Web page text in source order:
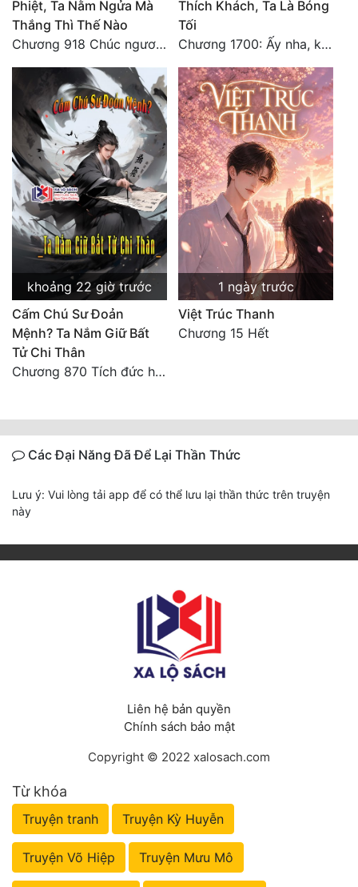
Phiệt, Ta Nằm Ngửa Mà
Thắng Thì Thế Nào
Chương 918 Chúc ngươi may mắn! Ca môn cũng là sắt thép thẳng nam!
Thích Khách, Ta Là Bóng
Tối
Chương 1700: Ấy nha, không có chuyện gì!
khoảng 22 giờ trước
Cấm Chú Sư Đoản
Mệnh? Ta Nắm Giữ Bất
Tử Chi Thân
Chương 870 Tích đức hành thiện
1 ngày trước
Việt Trúc Thanh
Chương 15 Hết
Các Đại Năng Đã Để Lại Thần Thức
Lưu ý: Vui lòng tải app để có thể lưu lại thần thức trên truyện
này
Liên hệ bản quyền
Chính sách bảo mật
Copyright © 2022 xalosach.com
Từ khóa
Truyện tranh Truyện Kỳ Huyễn
Truyện Võ Hiệp Truyện Mưu Mô